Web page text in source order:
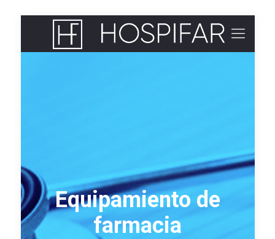
Equipamiento de
farmacia